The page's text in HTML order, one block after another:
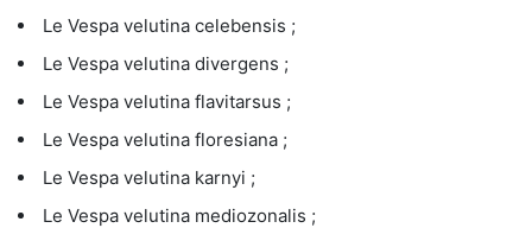
Le Vespa velutina celebensis ;
Le Vespa velutina divergens ;
Le Vespa velutina flavitarsus ;
Le Vespa velutina floresiana ;
Le Vespa velutina karnyi ;
Le Vespa velutina mediozonalis ;